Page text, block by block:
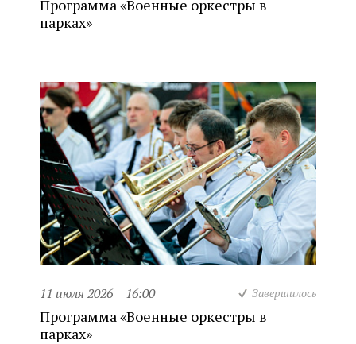
Программа «Военные оркестры в
парках»
11 июля 2026 16:00 Завершилось
Программа «Военные оркестры в
парках»